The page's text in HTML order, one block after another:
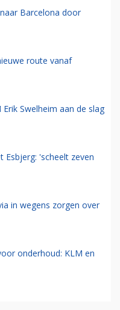
Barcelona door
route vanaf
Swelheim aan de slag
Esbjerg: 'scheelt zeven
in wegens zorgen over
onderhoud: KLM en